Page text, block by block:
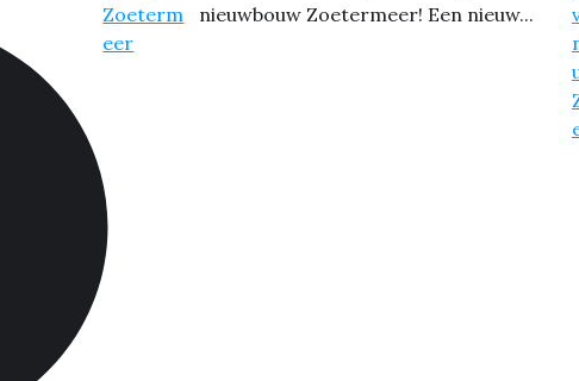
nieuwbouw Zoetermeer! Een nieuw...